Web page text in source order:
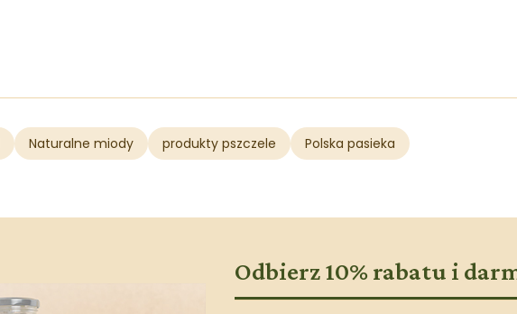
Naturalne miody produkty pszczele Polska pasieka
Odbierz 10% rabatu i